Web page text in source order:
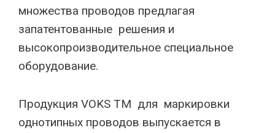
множества проводов предлагая
запатентованные решения и
высокопроизводительное специальное
оборудование.
Продукция VOKS TM для маркировки
однотипных проводов выпускается в